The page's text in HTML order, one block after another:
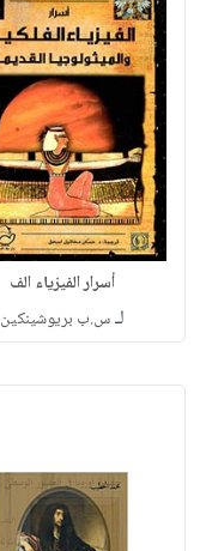
أسرار الفيزياء الف
لـس.ب بريوشينكين